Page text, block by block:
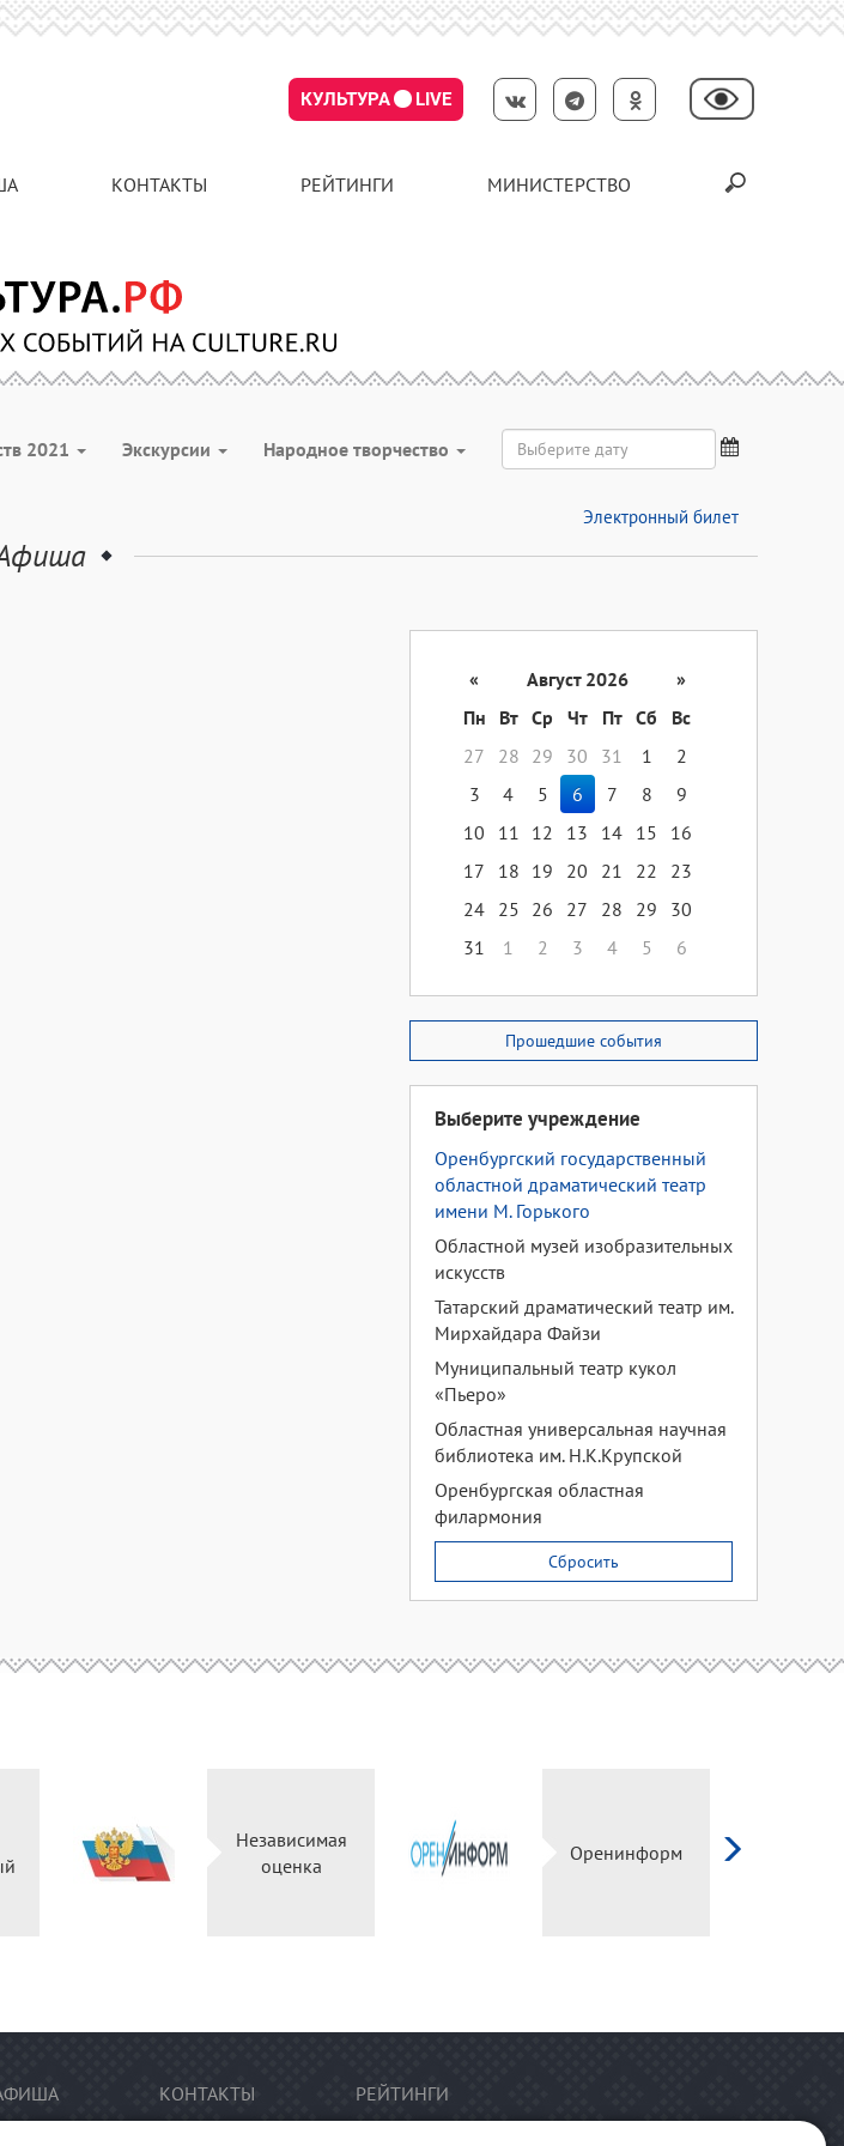
КУЛЬТУРА LIVE
КОНТАКТЫ РЕЙТИНГИ МИНИСТЕРСТВО
2021 Экскурсии Народное творчество
Электронный билет
« Август 2026
»
Пн
Вт Ср Чт Пт Сб
Вс
27
28 29 30 31 1
2
3
4 5 6 7 8
9
10
11 12 13 14 15
16
17
18 19 20 21 22
23
24 25 26 27 28 29
30
31
1 2 3 4 5 6
Прошедшие события
Выберите учреждение
Оренбургский государственный
областной драматический театр
имени М. Горького
Областной музей изобразительных
искусств
Татарский драматический театр им.
Мирхайдара Файзи
Муниципальный театр кукол
«Пьеро»
Областная универсальная научная
библиотека им. Н.К.Крупской
Оренбургская областная
филармония
Сбросить
Независимая
оценка
Оренинформ
КОНТАКТЫ РЕЙТИНГИ